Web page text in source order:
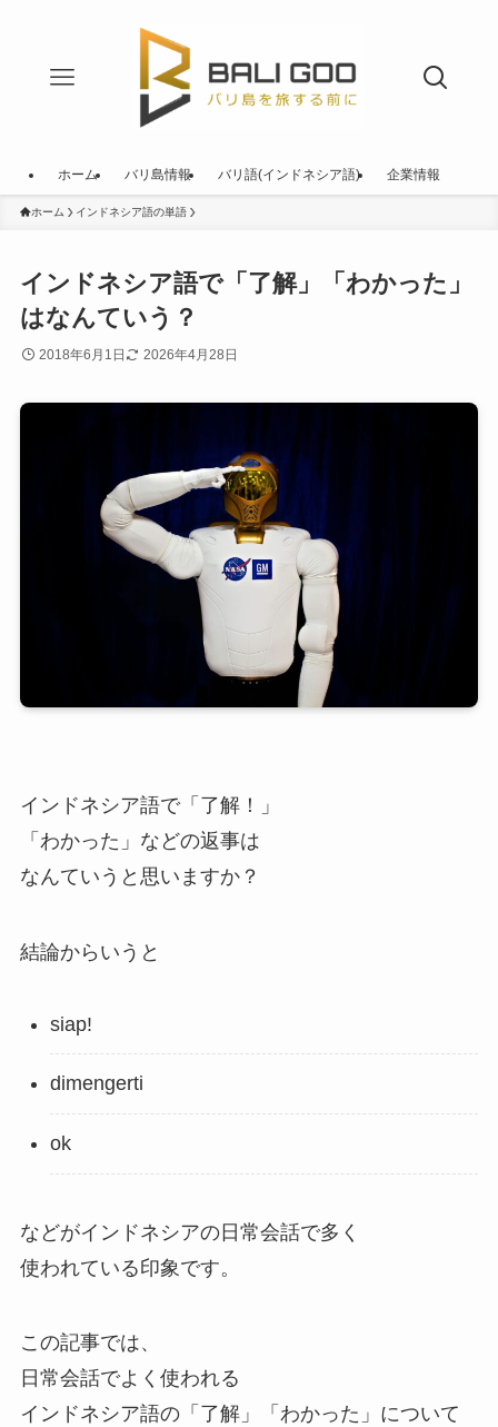
ホーム バリ島情報 バリ語(インドネシア語) 企業情報
ホーム インドネシア語の単語
インドネシア語で「了解」「わかった」
はなんていう？
2018年6月1日 2026年4月28日
インドネシア語で「了解！」
「わかった」などの返事は
なんていうと思いますか？
結論からいうと
siap!
dimengerti
ok
などがインドネシアの日常会話で多く
使われている印象です。
この記事では、
日常会話でよく使われる
インドネシア語の「了解」「わかった」について